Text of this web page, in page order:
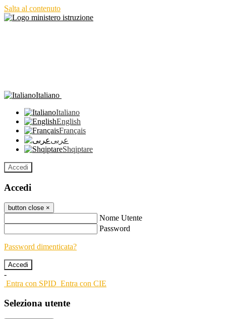
Salta al contenuto
Italiano
Italiano
English
Français
عربى
Shqiptare
Accedi
Accedi
button close ×
Nome Utente
Password
Password dimenticata?
-
Entra con SPID Entra con CIE
Seleziona utente